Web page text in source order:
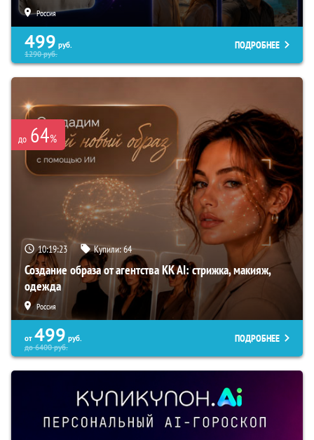
Россия
499 руб.
1290руб.
ПОДРОБНЕЕ
до 64%
10:19:22 Купили:64
Создание образа от агентства KK AI: стрижка, макияж,
одежда
Россия
от 499 руб.
до6400руб.
ПОДРОБНЕЕ